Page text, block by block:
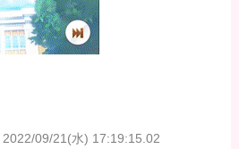
2022/09/21(水) 17:19:15.02